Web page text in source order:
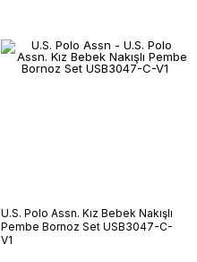
U.S. Polo Assn. Kız Bebek Nakışlı
Pembe Bornoz Set USB3047-C-
V1